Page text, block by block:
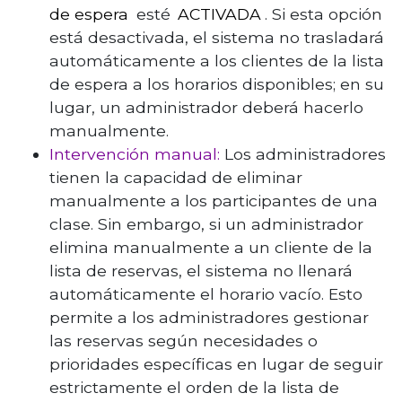
de espera esté ACTIVADA . Si esta opción
está desactivada, el sistema no trasladará
automáticamente a los clientes de la lista
de espera a los horarios disponibles; en su
lugar, un administrador deberá hacerlo
manualmente.
Intervención manual: Los administradores
tienen la capacidad de eliminar
manualmente a los participantes de una
clase. Sin embargo, si un administrador
elimina manualmente a un cliente de la
lista de reservas, el sistema no llenará
automáticamente el horario vacío. Esto
permite a los administradores gestionar
las reservas según necesidades o
prioridades específicas en lugar de seguir
estrictamente el orden de la lista de